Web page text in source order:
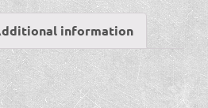
information